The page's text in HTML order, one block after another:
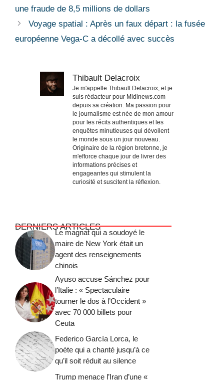
une fraude de 8,5 millions de dollars
Voyage spatial : Après un faux départ : la fusée
européenne Vega-C a décollé avec succès
Thibault Delacroix
Je m'appelle Thibault Delacroix, et je
suis rédacteur pour Midinews.com
depuis sa création. Ma passion pour
le journalisme est née de mon amour
pour les récits authentiques et les
enquêtes minutieuses qui dévoilent
le monde sous un jour nouveau.
Originaire de la région bretonne, je
m'efforce chaque jour de livrer des
informations précises et
engageantes qui stimulent la
curiosité et suscitent la réflexion.
DERNIERS ARTICLES
Le magnat qui a soudoyé le
maire de New York était un
agent des renseignements
chinois
Ayuso accuse Sánchez pour
l’Italie : « Spectaculaire
tourner le dos à l’Occident »
avec 70 000 billets pour
Ceuta
Federico García Lorca, le
poète qui a chanté jusqu’à ce
qu’il soit réduit au silence
Trump menace l’Iran d’une «